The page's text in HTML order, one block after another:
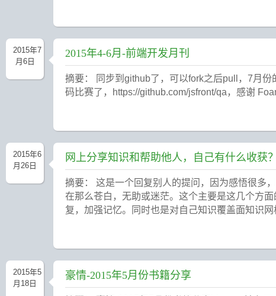
2015年7
月6日
2015年4-6月-前端开发月刊
摘要： 同步到github了，可以fork之后pull，7月
码比赛了，https://github.com/jsfront/qa，感谢
2015年6
月26日
网上分享知识和帮助他人，自己有什么收获？
摘要： 这是一个回复别人的提问，因为感悟很多
在那么苍白，无助或迷茫。这个主要是这几个方
复，加强记忆。同时也是对自己知识覆盖面知识
2015年5
月18日
豪情-2015年5月份书籍分享